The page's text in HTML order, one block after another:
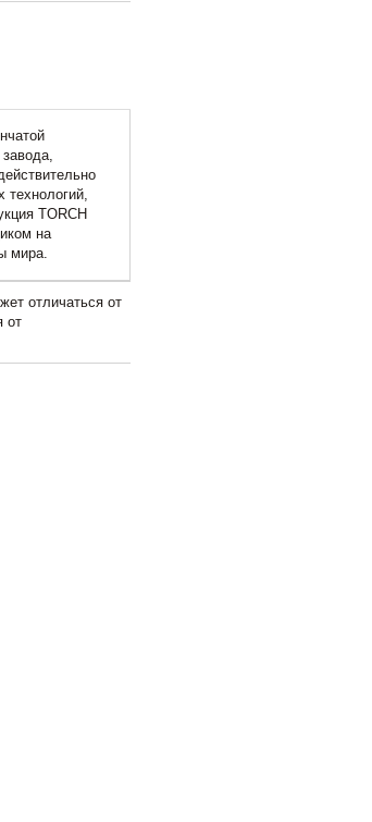
технологий,
TORCH
на
мира.
отличаться от
от